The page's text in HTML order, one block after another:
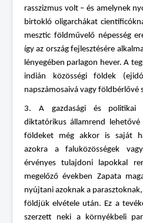
rasszizmus volt – és amelynek
birtokló oligarchákat
mesztic földművelő népesség
így az ország fejlesztésére
lényegében parlagon hever. A
indián közösségi földek
napszámosaivá vagy földbérlővé
3. A gazdasági és politikai
diktatórikus államrend
földeket még akkor is saját
azokra a faluközösségek
érvényes tulajdoni lapokkal
megelőző években Zapata
nyújtani azoknak a
földjük elvétele után. Ez a
szerzett neki a környékbeli